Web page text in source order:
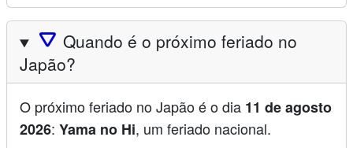
🛆 Quando é o próximo feriado no
Japão?
O próximo feriado no Japão é o dia 11 de agosto
2026: Yama no Hi, um feriado nacional.